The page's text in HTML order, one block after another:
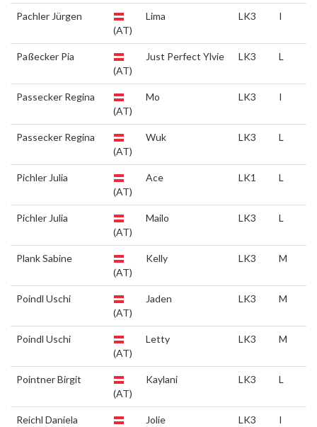
Pachler Jürgen
(AT)
Lima LK3 I
Paßecker Pia
(AT)
Just Perfect Ylvie LK3 L
Passecker Regina
(AT)
Mo LK3 I
Passecker Regina
(AT)
Wuk LK3 L
Pichler Julia
(AT)
Ace LK1 L
Pichler Julia
(AT)
Mailo LK3 L
Plank Sabine
(AT)
Kelly LK3 M
Poindl Uschi
(AT)
Jaden LK3 M
Poindl Uschi
(AT)
Letty LK3 M
Pointner Birgit
(AT)
Kaylani LK3 L
Reichl Daniela
Jolie LK3 I